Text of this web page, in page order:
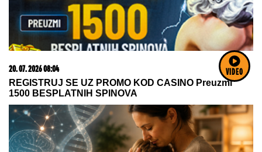
VIDEO
03. 08. 2026 13:23
Hibrid broj 1 koji osvaja Evropu, sada po specijalnoj
akcijskoj ceni od 19.990€ do 31.8.